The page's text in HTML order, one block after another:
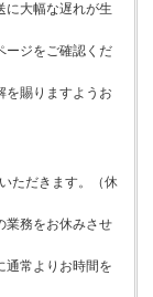
に大幅な遅れが生
ージをご確認くだ
を賜りますようお
ただきます。（休
業務をお休みさせ
通常よりお時間を